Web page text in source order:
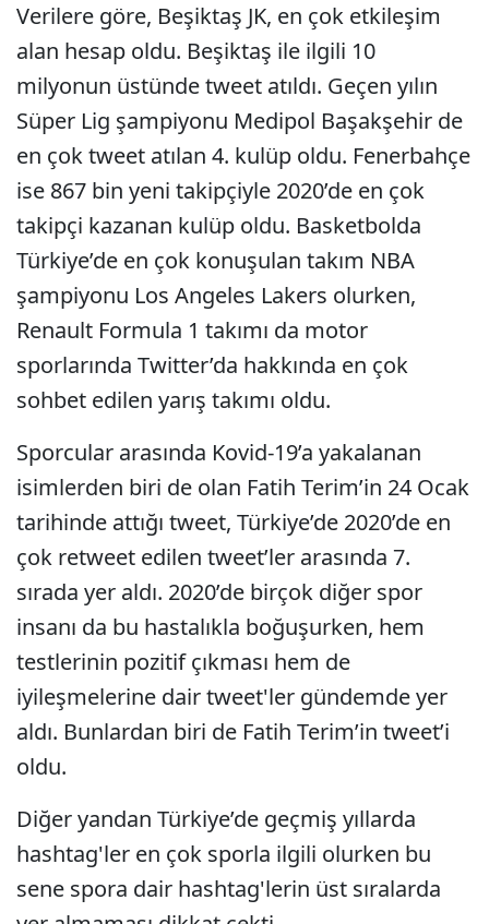
Verilere göre, Beşiktaş JK, en çok etkileşim
alan hesap oldu. Beşiktaş ile ilgili 10
milyonun üstünde tweet atıldı. Geçen yılın
Süper Lig şampiyonu Medipol Başakşehir de
en çok tweet atılan 4. kulüp oldu. Fenerbahçe
ise 867 bin yeni takipçiyle 2020’de en çok
takipçi kazanan kulüp oldu. Basketbolda
Türkiye’de en çok konuşulan takım NBA
şampiyonu Los Angeles Lakers olurken,
Renault Formula 1 takımı da motor
sporlarında Twitter’da hakkında en çok
sohbet edilen yarış takımı oldu.
Sporcular arasında Kovid-19’a yakalanan
isimlerden biri de olan Fatih Terim’in 24 Ocak
tarihinde attığı tweet, Türkiye’de 2020’de en
çok retweet edilen tweet’ler arasında 7.
sırada yer aldı. 2020’de birçok diğer spor
insanı da bu hastalıkla boğuşurken, hem
testlerinin pozitif çıkması hem de
iyileşmelerine dair tweet'ler gündemde yer
aldı. Bunlardan biri de Fatih Terim’in tweet’i
oldu.
Diğer yandan Türkiye’de geçmiş yıllarda
hashtag'ler en çok sporla ilgili olurken bu
sene spora dair hashtag'lerin üst sıralarda